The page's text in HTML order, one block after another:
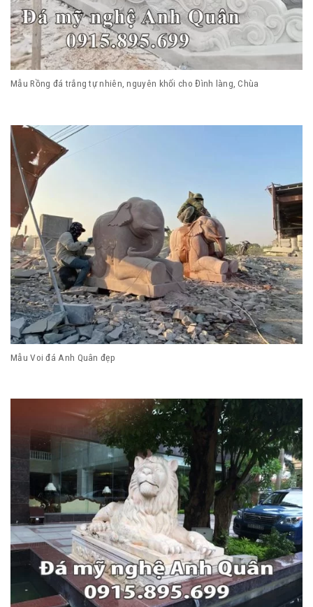
Mẫu Rồng đá trắng tự nhiên, nguyên khối cho Đình làng, Chùa
Mẫu Voi đá Anh Quân đẹp